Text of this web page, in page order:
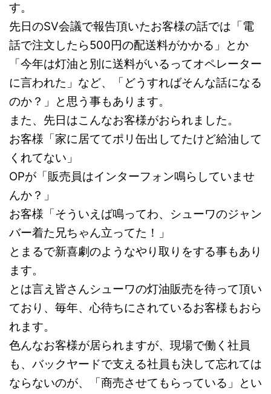
す。
先日のSV会議で報告頂いたお客様の話では「電
話で注文したら500円の配送料がかかる」とか
「今年は灯油と別に送料がいるってオペレーター
に言われた」など、「どうすればそんな話になる
のか？」と思う事もあります。
また、先日はこんなお客様がおられました。
お客様「家に居ててポリ缶出してたけど給油して
くれてない」
OPが「販売員はインターフォン鳴らしていませ
んか？」
お客様「そういえば鳴ってわ、シューワのジャン
バー着た兄ちゃん立ってた！」
とまるで新喜劇のようなやり取りをする事もあり
ます。
とは言え皆さんシューワの灯油販売を待って頂い
ており、毎年、心待ちにされているお客様もおら
れます。
色んなお客様が居られますが、現場で働く社員
も、バックヤードで支える社員も決して忘れては
ならないのが、「商売させてもらっている」とい